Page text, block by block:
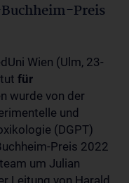
Preis
Wien (Ulm, 23-
für
wurde von der
und
(DGPT)
Preis 2022
um Julian
Leitung von Harald